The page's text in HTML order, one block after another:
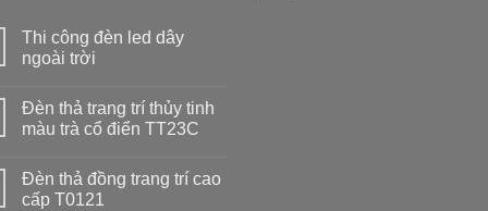
Thi công đèn led dây
ngoài trời
Đèn thả trang trí thủy tinh
màu trà cổ điển TT23C
Đèn thả đồng trang trí cao
cấp T0121